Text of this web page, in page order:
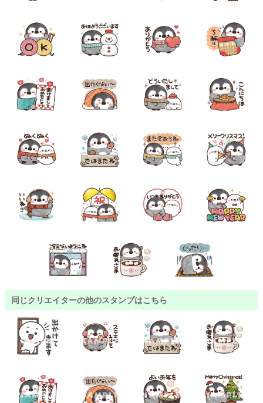
同じクリエイターの他のスタンプはこちら